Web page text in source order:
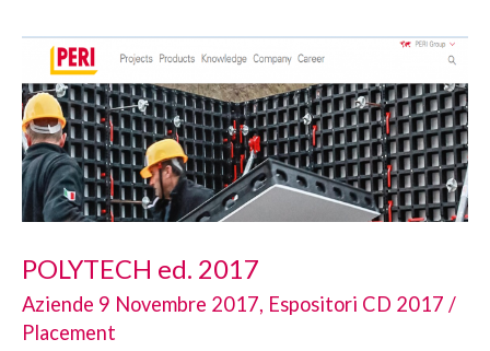
POLYTECH ed. 2017
Aziende 9 Novembre 2017, Espositori CD 2017 /
Placement